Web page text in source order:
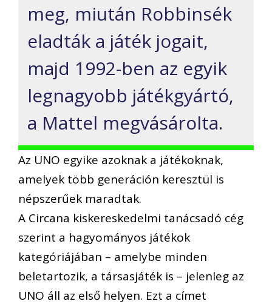
meg, miután Robbinsék
eladták a játék jogait,
majd 1992-ben az egyik
legnagyobb játékgyártó,
a Mattel megvásárolta.
Az UNO egyike azoknak a játékoknak,
amelyek több generáción keresztül is
népszerűek maradtak.
A Circana kiskereskedelmi tanácsadó cég
szerint a hagyományos játékok
kategóriájában – amelybe minden
beletartozik, a társasjáték is – jelenleg az
UNO áll az első helyen. Ezt a címet